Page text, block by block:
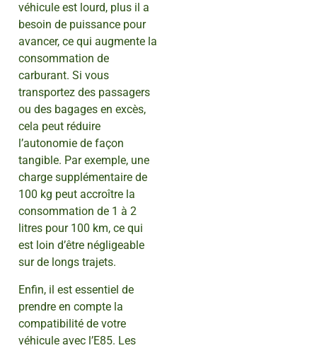
véhicule est lourd, plus il a
besoin de puissance pour
avancer, ce qui augmente la
consommation de
carburant. Si vous
transportez des passagers
ou des bagages en excès,
cela peut réduire
l’autonomie de façon
tangible. Par exemple, une
charge supplémentaire de
100 kg peut accroître la
consommation de 1 à 2
litres pour 100 km, ce qui
est loin d’être négligeable
sur de longs trajets.
Enfin, il est essentiel de
prendre en compte la
compatibilité de votre
véhicule avec l’E85. Les